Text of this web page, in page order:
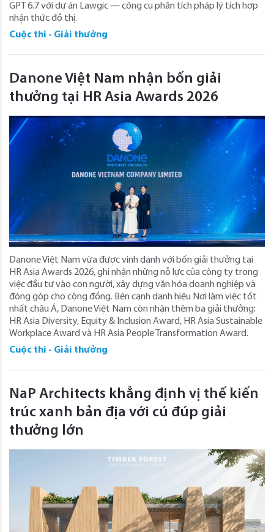
GPT 6.7 với dự án Lawgic — công cụ phân tích pháp lý tích hợp
nhận thức đồ thị.
Cuộc thi - Giải thưởng
Danone Việt Nam nhận bốn giải
thưởng tại HR Asia Awards 2026
Danone Việt Nam vừa được vinh danh với bốn giải thưởng tại
HR Asia Awards 2026, ghi nhận những nỗ lực của công ty trong
việc đầu tư vào con người, xây dựng văn hóa doanh nghiệp và
đóng góp cho cộng đồng. Bên cạnh danh hiệu Nơi làm việc tốt
nhất châu Á, Danone Việt Nam còn nhận thêm ba giải thưởng:
HR Asia Diversity, Equity & Inclusion Award, HR Asia Sustainable
Workplace Award và HR Asia People Transformation Award.
Cuộc thi - Giải thưởng
NaP Architects khẳng định vị thế kiến
trúc xanh bản địa với cú đúp giải
thưởng lớn